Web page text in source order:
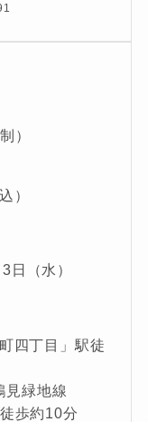
）
）
日（水）
四丁目」駅徒
見緑地線
歩約10分